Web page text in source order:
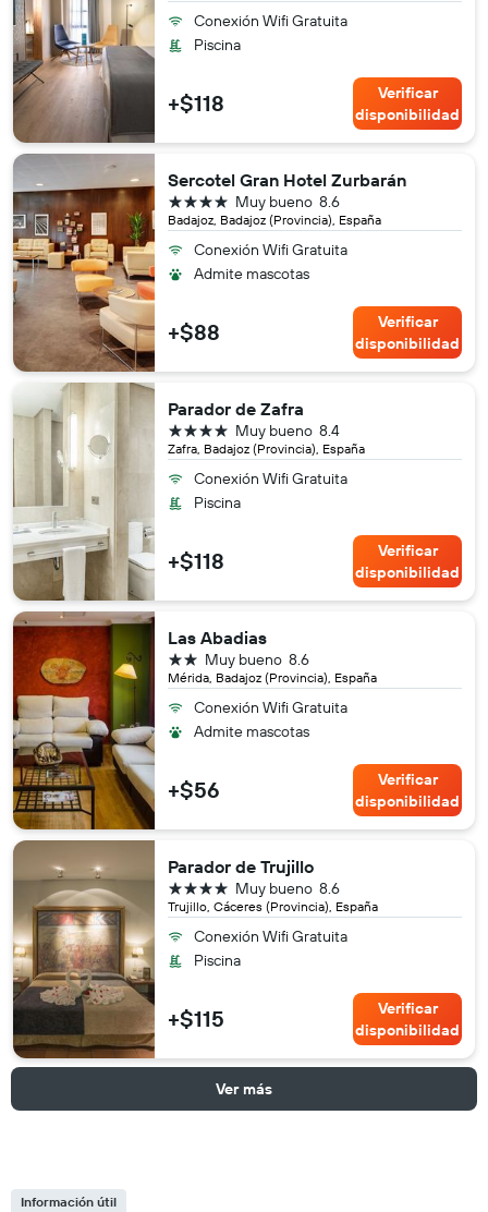
Conexión Wifi Gratuita
Piscina
+$118
Verificar
disponibilidad
Sercotel Gran Hotel Zurbarán
Badajoz, Badajoz (Provincia), España
8.6
Muy bueno
4 estrellas
Conexión Wifi Gratuita
Admite mascotas
+$88
Verificar
disponibilidad
Parador de Zafra
Zafra, Badajoz (Provincia), España
8.4
Muy bueno
4 estrellas
Conexión Wifi Gratuita
Piscina
+$118
Verificar
disponibilidad
Las Abadias
Mérida, Badajoz (Provincia), España
8.6
Muy bueno
2 estrellas
Conexión Wifi Gratuita
Admite mascotas
+$56
Verificar
disponibilidad
Parador de Trujillo
Trujillo, Cáceres (Provincia), España
8.6
Muy bueno
4 estrellas
Conexión Wifi Gratuita
Piscina
+$115
Verificar
disponibilidad
Ver más
Información útil